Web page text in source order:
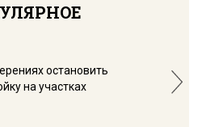
остановить
на участках